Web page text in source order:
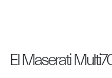
El Maserati